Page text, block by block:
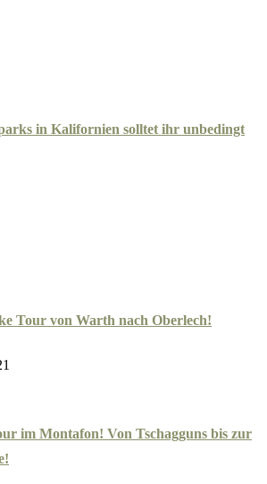
in Kalifornien solltet ihr unbedingt
Tour von Warth nach Oberlech!
im Montafon! Von Tschagguns bis zur